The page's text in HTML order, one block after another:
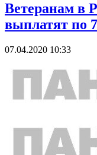
Ветеранам в
выплатят по
07.04.2020 10:33